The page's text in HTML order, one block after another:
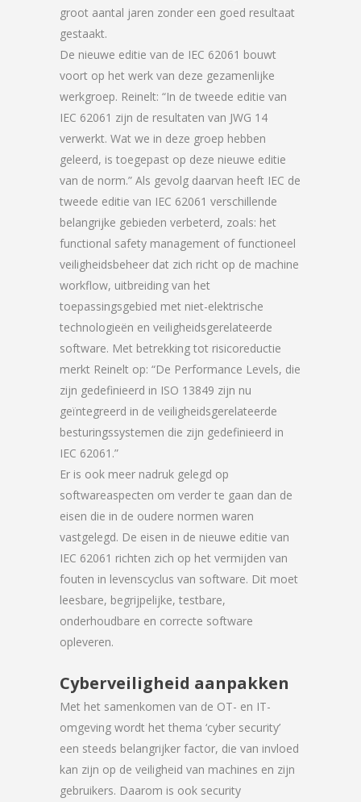
groot aantal jaren zonder een goed resultaat
gestaakt.
De nieuwe editie van de IEC 62061 bouwt
voort op het werk van deze gezamenlijke
werkgroep. Reinelt: “In de tweede editie van
IEC 62061 zijn de resultaten van JWG 14
verwerkt. Wat we in deze groep hebben
geleerd, is toegepast op deze nieuwe editie
van de norm.” Als gevolg daarvan heeft IEC de
tweede editie van IEC 62061 verschillende
belangrijke gebieden verbeterd, zoals: het
functional safety management of functioneel
veiligheidsbeheer dat zich richt op de machine
workflow, uitbreiding van het
toepassingsgebied met niet-elektrische
technologieën en veiligheidsgerelateerde
software. Met betrekking tot risicoreductie
merkt Reinelt op: “De Performance Levels, die
zijn gedefinieerd in ISO 13849 zijn nu
geïntegreerd in de veiligheidsgerelateerde
besturingssystemen die zijn gedefinieerd in
IEC 62061.”
Er is ook meer nadruk gelegd op
softwareaspecten om verder te gaan dan de
eisen die in de oudere normen waren
vastgelegd. De eisen in de nieuwe editie van
IEC 62061 richten zich op het vermijden van
fouten in levenscyclus van software. Dit moet
leesbare, begrijpelijke, testbare,
onderhoudbare en correcte software
opleveren.
Cyberveiligheid aanpakken
Met het samenkomen van de OT- en IT-
omgeving wordt het thema ‘cyber security’
een steeds belangrijker factor, die van invloed
kan zijn op de veiligheid van machines en zijn
gebruikers. Daarom is ook security